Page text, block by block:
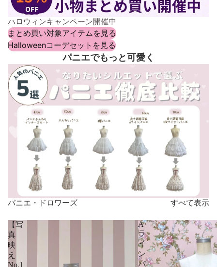
ハロウィンキャンペーン開催中
まとめ買い対象アイテムを見る
Halloweenコーデセットを見る
パニエでもっと可愛く
パニエ・ドロワーズ すべて表示
【写
真
映
え
No.1
A
ラ
イ
ン
パ